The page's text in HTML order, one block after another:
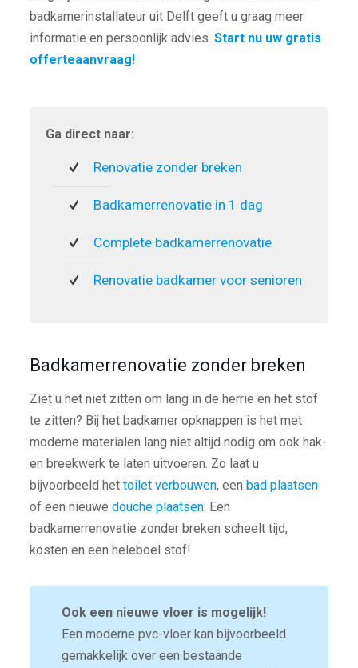
badkamerinstallateur uit Delft geeft u graag meer
informatie en persoonlijk advies. Start nu uw gratis
offerteaanvraag!
Ga direct naar:
Renovatie zonder breken
Badkamerrenovatie in 1 dag
Complete badkamerrenovatie
Renovatie badkamer voor senioren
Badkamerrenovatie zonder breken
Ziet u het niet zitten om lang in de herrie en het stof
te zitten? Bij het badkamer opknappen is het met
moderne materialen lang niet altijd nodig om ook hak-
en breekwerk te laten uitvoeren. Zo laat u
bijvoorbeeld het toilet verbouwen, een bad plaatsen
of een nieuwe douche plaatsen. Een
badkamerrenovatie zonder breken scheelt tijd,
kosten en een heleboel stof!
Ook een nieuwe vloer is mogelijk!
Een moderne pvc-vloer kan bijvoorbeeld
gemakkelijk over een bestaande